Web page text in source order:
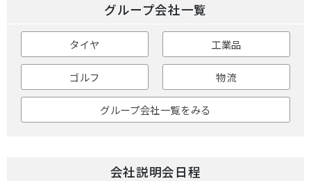
グループ会社一覧
タイヤ 工業品
ゴルフ 物流
グループ会社一覧をみる
会社説明会日程